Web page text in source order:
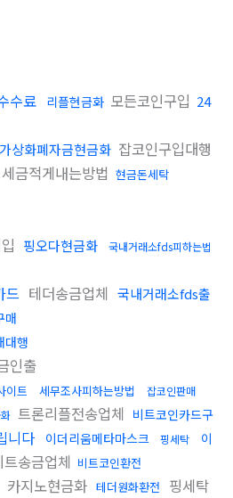
수료 리플현금화 모든코인구입 24
가상화폐자금현금화 잡코인구입대행
세금적게내는방법 현금돈세탁
핑오다현금화 국내거래소fds피하는법
드 테더송금업체 국내거래소fds출
매
대행
인출
이트 세무조사피하는방법 잡코인판매
트론리플전송업체 비트코인카드구
니다 이더리움메타마스크 핑세탁
이
트송금업체 비트코인환전
카지노현금화 테더원화환전 핑세탁